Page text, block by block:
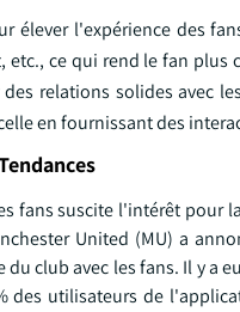
élever l'expérience des
ce qui rend le fan
relations solides avec
en fournissant des
fans suscite l'intérêt pour
United (MU) a
club avec les fans. Il y a
des utilisateurs de